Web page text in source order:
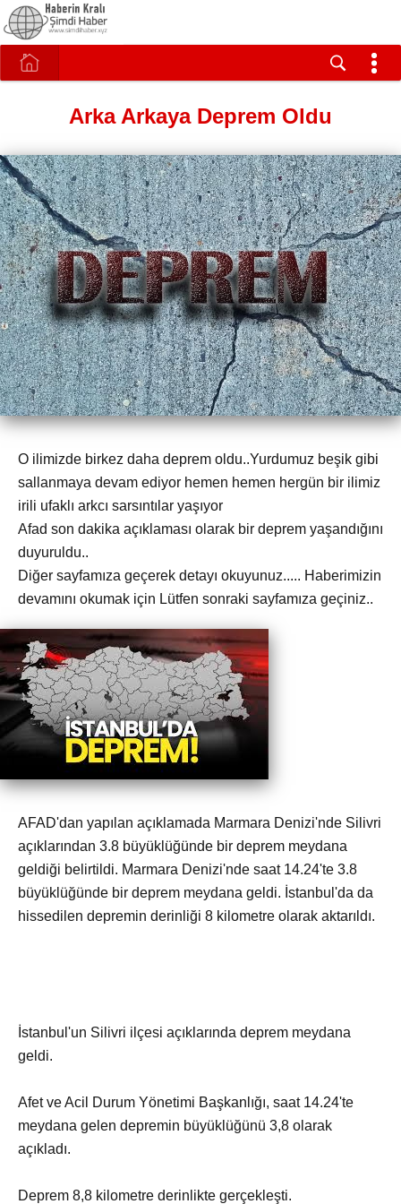
Arka Arkaya Deprem Oldu
O ilimizde birkez daha deprem oldu..Yurdumuz beşik gibi
sallanmaya devam ediyor hemen hemen hergün bir ilimiz
irili ufaklı arkcı sarsıntılar yaşıyor
Afad son dakika açıklaması olarak bir deprem yaşandığını
duyuruldu..
Diğer sayfamıza geçerek detayı okuyunuz..... Haberimizin
devamını okumak için Lütfen sonraki sayfamıza geçiniz..
AFAD'dan yapılan açıklamada Marmara Denizi'nde Silivri
açıklarından 3.8 büyüklüğünde bir deprem meydana
geldiği belirtildi. Marmara Denizi'nde saat 14.24'te 3.8
büyüklüğünde bir deprem meydana geldi. İstanbul'da da
hissedilen depremin derinliği 8 kilometre olarak aktarıldı.
İstanbul'un Silivri ilçesi açıklarında deprem meydana
geldi.
Afet ve Acil Durum Yönetimi Başkanlığı, saat 14.24'te
meydana gelen depremin büyüklüğünü 3,8 olarak
açıkladı.
Deprem 8,8 kilometre derinlikte gerçekleşti.